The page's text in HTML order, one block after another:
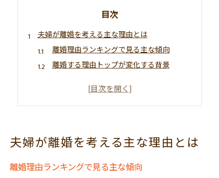
目次
夫婦が離婚を考える主な理由とは
離婚理由ランキングで見る主な傾向
離婚する理由トップが変化する背景
離婚理由は感情だけで決まらない実情
性格の不一致による離婚理由の具体例
価値観のズレが離婚理由となる瞬間
夫婦が離婚を考える主な理由とは
離婚理由ランキングで見る主な傾向